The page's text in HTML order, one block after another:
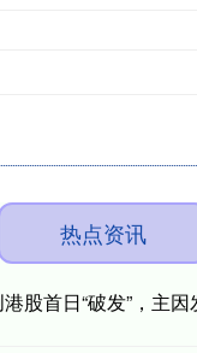
热点资讯
股首日“破发”，主